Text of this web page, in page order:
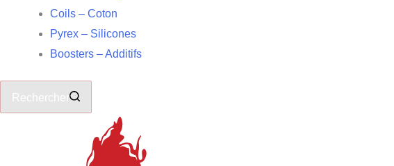
Coils – Coton
Pyrex – Silicones
Boosters – Additifs
Rechercher